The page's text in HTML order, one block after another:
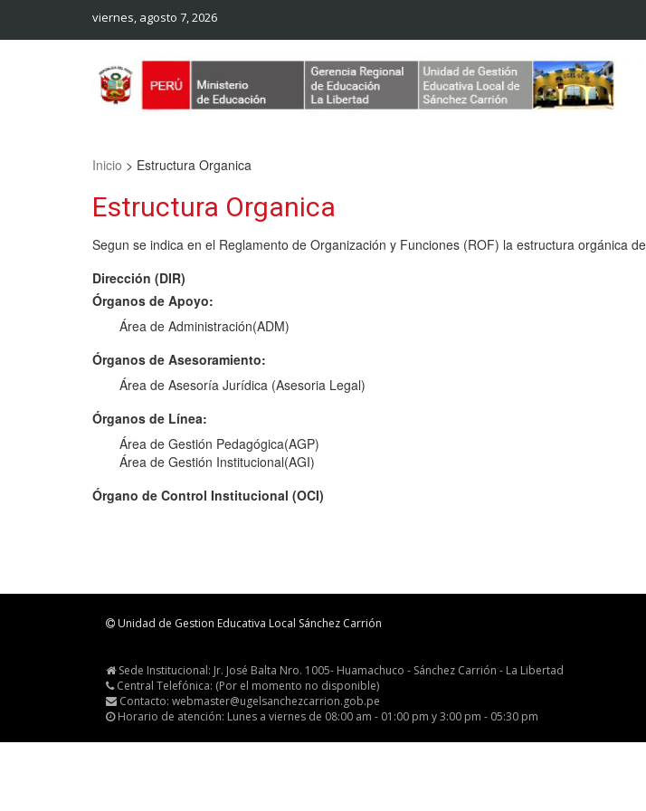
viernes, agosto 7, 2026
Inicio > Estructura Organica
Estructura Organica
Segun se indica en el Reglamento de Organización y Funciones (ROF) la estructura orgánica
Dirección (DIR)
Órganos de Apoyo:
Área de Administración(ADM)
Órganos de Asesoramiento:
Área de Asesoría Jurídica (Asesoria Legal)
Órganos de Línea:
Área de Gestión Pedagógica(AGP)
Área de Gestión Institucional(AGI)
Órgano de Control Institucional (OCI)
Unidad de Gestion Educativa Local Sánchez Carrión
Sede Institucional: Jr. José Balta Nro. 1005- Huamachuco - Sánchez Carrión - La Libertad
Central Telefónica: (Por el momento no disponible)
Contacto: webmaster@ugelsanchezcarrion.gob.pe
Horario de atención: Lunes a viernes de 08:00 am - 01:00 pm y 3:00 pm - 05:30 pm